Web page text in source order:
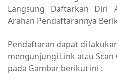
Langsung Daftarkan Diri
Arahan Pendaftarannya
Pendaftaran dapat di
mengunjungi Link atau Scan
pada Gambar berikut ini :